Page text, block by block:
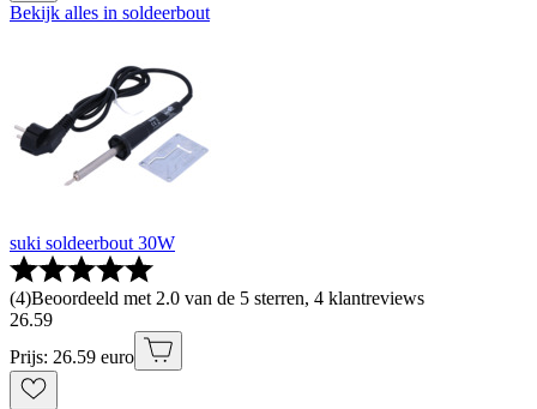
Bekijk alles in soldeerbout
suki soldeerbout 30W
(4)Beoordeeld met 2.0 van de 5 sterren, 4 klantreviews
26.59
Prijs: 26.59 euro